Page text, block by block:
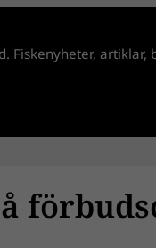
Fiskenyheter, artiklar,